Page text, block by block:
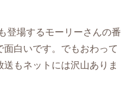
登場するモーリーさんの番
白いです。でもおわって
もネットには沢山ありま